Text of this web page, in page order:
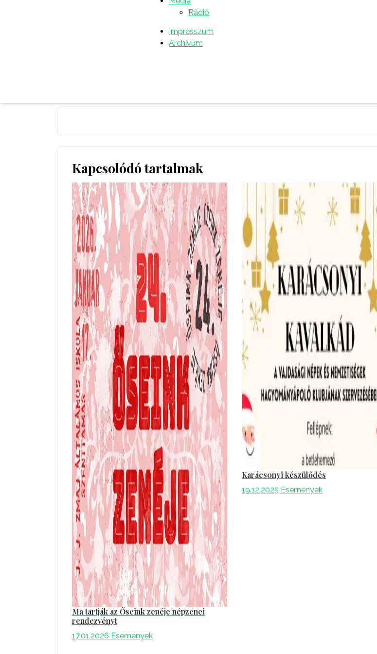
Rádió
Impresszum
Archívum
068/605651 telefonszámon kaphatnak.
Németh Dezső
Kapcsolódó tartalmak
Ma tartják az Őseink zenéje népzenei
rendezvényt
17.01.2026 Események
Karácsonyi készülődés
19.12.2025 Események